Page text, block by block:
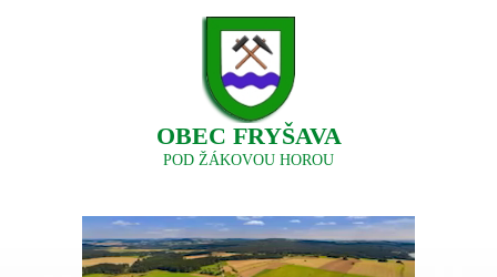
OBEC FRYŠAVA
POD ŽÁKOVOU HOROU